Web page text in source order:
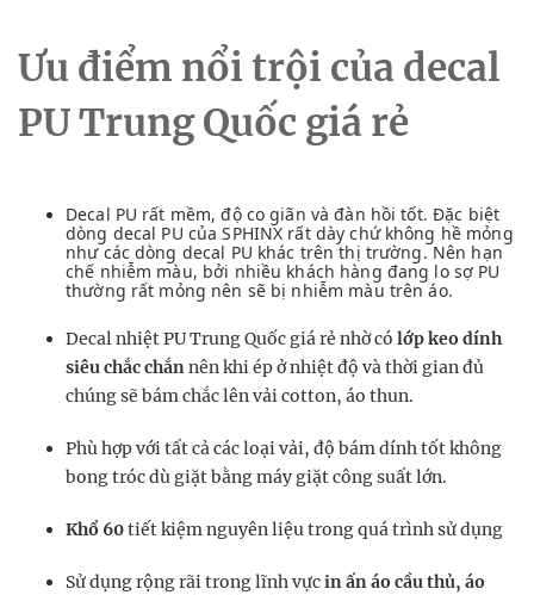
Ưu điểm nổi trội của decal
PU Trung Quốc giá rẻ
Decal PU rất mềm, độ co giãn và đàn hồi tốt. Đặc biệt
dòng decal PU của SPHINX rất dày chứ không hề mỏng
như các dòng decal PU khác trên thị trường. Nên hạn
chế nhiễm màu, bởi nhiều khách hàng đang lo sợ PU
thường rất mỏng nên sẽ bị nhiễm màu trên áo.
Decal nhiệt PU Trung Quốc giá rẻ nhờ có lớp keo dính
siêu chắc chắnnên khi ép ở nhiệt độ và thời gian đủ
chúng sẽ bám chắc lên vải cotton, áo thun.
Phù hợp với tất cả các loại vải, độ bám dính tốt không
bong tróc dù giặt bằng máy giặt công suất lớn.
Khổ 60tiết kiệm nguyên liệu trong quá trình sử dụng
Sử dụng rộng rãi trong lĩnh vựcin ấn áo cầu thủ, áo